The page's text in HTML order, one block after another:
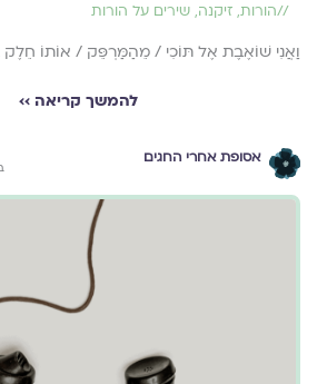
//הורות, זיקנה, שירים על הורות
וַאֲנִי שׁוֹאֶבֶת אֶל תּוֹכִי / מֵהַמַּרְפֵּק / אוֹתוֹ חֵלֶק
להמשך קריאה ››
אסופת אחרי החגים